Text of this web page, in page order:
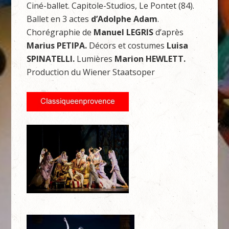
Ciné-ballet. Capitole-Studios, Le Pontet (84).
Ballet en 3 actes d’Adolphe Adam.
Chorégraphie de Manuel LEGRISd’après
Marius PETIPA. Décors et costumes Luisa
SPINATELLI. Lumières Marion HEWLETT.
Production du Wiener Staatsoper